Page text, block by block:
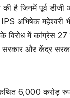
की है जिनमें पूर्व
अभिषेक महेश्वरी
विरोध में कांग्रेस 27
सरकार और केंद्र
6,000 करोड़